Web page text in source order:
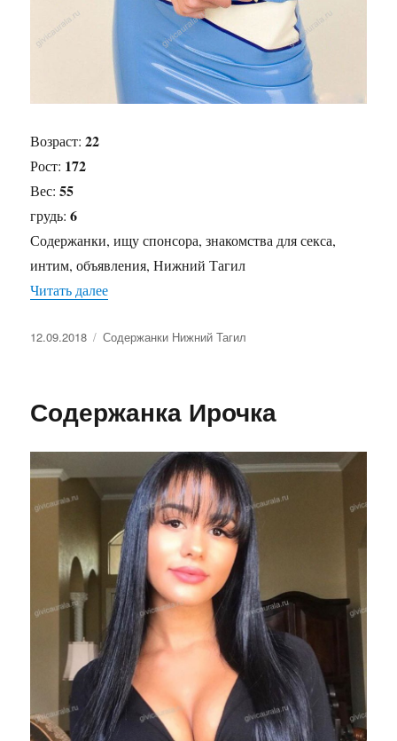
Возраст:22
Рост: 172
Вес:55
грудь:6
Содержанки, ищу спонсора, знакомства для секса,
интим, объявления, Нижний Тагил
Читать далее
Опубликовано
12.09.2018 Рубрики
Содержанки Нижний Тагил
Содержанка Ирочка